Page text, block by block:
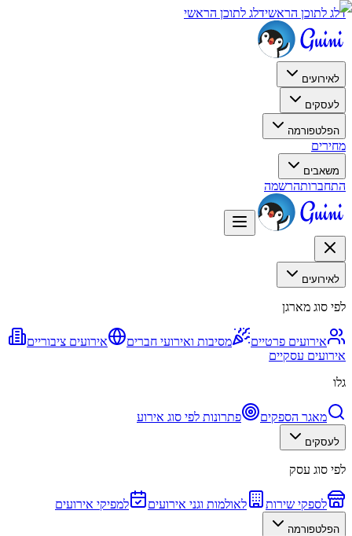
דלג לתוכן הראשידלג לתוכן הראשי
לאירועים
לעסקים
הפלטפורמה
מחירים
משאבים
התחברותהרשמה
לאירועים
לפי סוג מארגן
אירועים פרטיים מסיבות ואירועי חברים
אירועים ציבוריים
אירועים עסקיים
גלו
מאגר הספקים פתרונות לפי סוג אירוע
לעסקים
לפי סוג עסק
לספקי שירות לאולמות וגני אירועים למפיקי אירועים
הפלטפורמה